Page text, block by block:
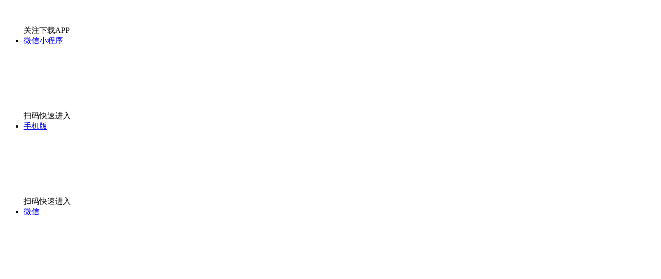
关注下载APP
微信小程序
扫码快速进入
手机版
扫码快速进入
微信